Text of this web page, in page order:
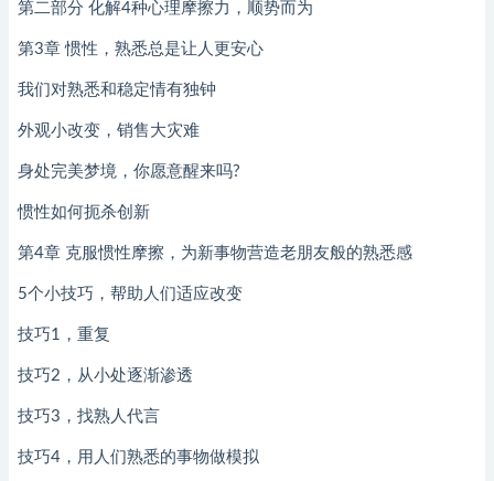
第二部分 化解4种心理摩擦力，顺势而为
第3章 惯性，熟悉总是让人更安心
我们对熟悉和稳定情有独钟
外观小改变，销售大灾难
身处完美梦境，你愿意醒来吗?
惯性如何扼杀创新
第4章 克服惯性摩擦，为新事物营造老朋友般的熟悉感
5个小技巧，帮助人们适应改变
技巧1，重复
技巧2，从小处逐渐渗透
技巧3，找熟人代言
技巧4，用人们熟悉的事物做模拟